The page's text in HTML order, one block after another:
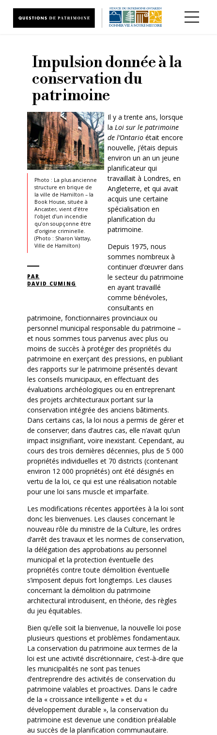
Impulsion donnée à la
conservation du
patrimoine
Photo : La plus ancienne
structure en brique de
la ville de Hamilton – la
Book House, située à
Ancaster, vient d’être
l’objet d’un incendie
qu’on soupçonne être
d’origine criminelle.
(Photo : Sharon Vattay,
Ville de Hamilton)
PAR
DAVID CUMING
Il y a trente ans, lorsque
la Loi sur le patrimoine
de l’Ontarioétait encore
nouvelle, j’étais depuis
environ un an un jeune
planificateur qui
travaillait à Londres, en
Angleterre, et qui avait
acquis une certaine
spécialisation en
planification du
patrimoine.
Depuis 1975, nous
sommes nombreux à
continuer d’œuvrer dans
le secteur du patrimoine
en ayant travaillé
comme bénévoles,
consultants en
patrimoine, fonctionnaires provinciaux ou
personnel municipal responsable du patrimoine –
et nous sommes tous parvenus avec plus ou
moins de succès à protéger des propriétés du
patrimoine en exerçant des pressions, en publiant
des rapports sur le patrimoine présentés devant
les conseils municipaux, en effectuant des
évaluations archéologiques ou en entreprenant
des projets architecturaux portant sur la
conservation intégrée des anciens bâtiments.
Dans certains cas, la loi nous a permis de gérer et
de conserver; dans d’autres cas, elle n’avait qu’un
impact insignifiant, voire inexistant. Cependant, au
cours des trois dernières décennies, plus de 5 000
propriétés individuelles et 70 districts (contenant
environ 12 000 propriétés) ont été désignés en
vertu de la loi, ce qui est une réalisation notable
pour une loi sans muscle et imparfaite.
Les modifications récentes apportées à la loi sont
donc les bienvenues. Les clauses concernant le
nouveau rôle du ministre de la Culture, les ordres
d’arrêt des travaux et les normes de conservation,
la délégation des approbations au personnel
municipal et la protection éventuelle des
propriétés contre toute démolition éventuelle
s’imposent depuis fort longtemps. Les clauses
concernant la démolition du patrimoine
architectural introduisent, en théorie, des règles
du jeu équitables.
Bien qu’elle soit la bienvenue, la nouvelle loi pose
plusieurs questions et problèmes fondamentaux.
La conservation du patrimoine aux termes de la
loi est une activité discrétionnaire, c’est-à-dire que
les municipalités ne sont pas tenues
d’entreprendre des activités de conservation du
patrimoine valables et proactives. Dans le cadre
de la « croissance intelligente » et du «
développement durable », la conservation du
patrimoine est devenue une condition préalable
au succès de la planification communautaire.